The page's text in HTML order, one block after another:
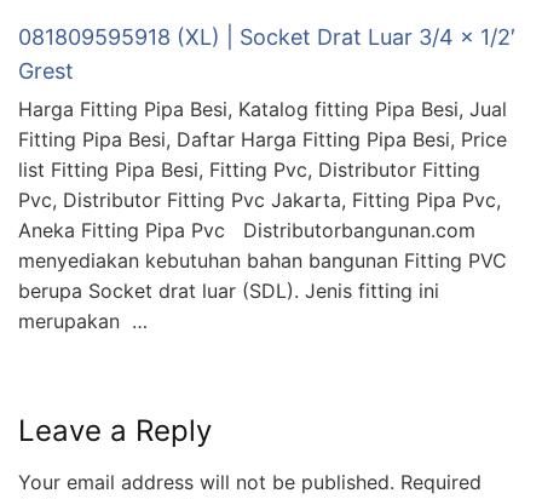
081809595918 (XL) | Socket Drat Luar 3/4 x 1/2′
Grest
Harga Fitting Pipa Besi, Katalog fitting Pipa Besi, Jual
Fitting Pipa Besi, Daftar Harga Fitting Pipa Besi, Price
list Fitting Pipa Besi, Fitting Pvc, Distributor Fitting
Pvc, Distributor Fitting Pvc Jakarta, Fitting Pipa Pvc,
Aneka Fitting Pipa Pvc Distributorbangunan.com
menyediakan kebutuhan bahan bangunan Fitting PVC
berupa Socket drat luar (SDL). Jenis fitting ini
merupakan …
Leave a Reply
Your email address will not be published. Required